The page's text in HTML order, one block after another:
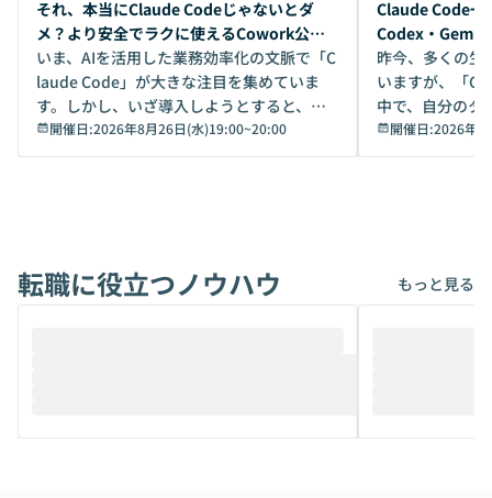
それ、本当にClaude Codeじゃないとダ
メ？より安全でラクに使えるCowork公開
デモ
いま、AIを活用した業務効率化の文脈で「C
laude Code」が大きな注目を集めていま
す。しかし、いざ導入しようとすると、セ
キュリティ面の懸念や権限管理のハードル
から、気軽に使えないケースも多いのでは
けでなく、想像以上の範囲まで自動化でき
ることは、まだあまり知られていません。
メルカリでの判断基準をもとに「なぜClau
開催日:2026年8月26日(水)19:00~20:00
Claude Code一
Codex・
昨今、多くの生
いますが、「
中で、自分のタ
いいのか」を自
か？ 「なんとなく誰かが良いと言っていた
は、評判では
ているAIを選ぶこ
それぞれの本当
開催日:2026年8
転職に役立つノウハウ もっと見る